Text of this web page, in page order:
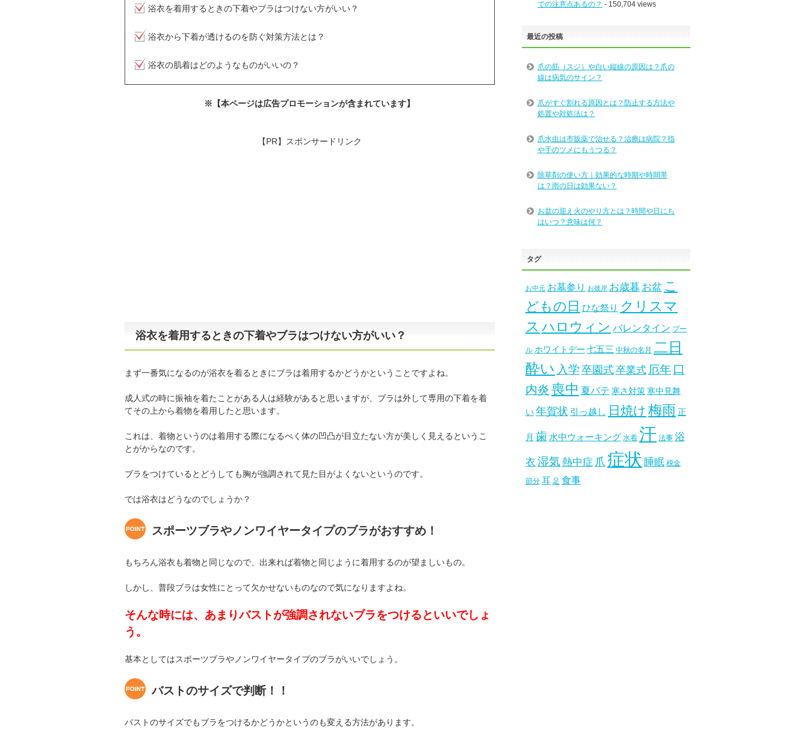
浴衣を着用するときの下着やブラはつけない方がいい？
浴衣から下着が透けるのを防ぐ対策方法とは？
浴衣の肌着はどのようなものがいいの？
※【本ページは広告プロモーションが含まれています】
【PR】スポンサードリンク
浴衣を着用するときの下着やブラはつけない方がいい？
まず一番気になるのが浴衣を着るときにブラは着用するかどうかということですよね。
成人式の時に振袖を着たことがある人は経験があると思いますが、ブラは外して専用の下着を着
てその上から着物を着用したと思います。
これは、着物というのは着用する際になるべく体の凹凸が目立たない方が美しく見えるというこ
とがからなのです。
ブラをつけているとどうしても胸が強調されて見た目がよくないというのです。
では浴衣はどうなのでしょうか？
スポーツブラやノンワイヤータイプのブラがおすすめ！
もちろん浴衣も着物と同じなので、出来れば着物と同じように着用するのが望ましいもの。
しかし、普段ブラは女性にとって欠かせないものなので気になりますよね。
そんな時には、あまりバストが強調されないブラをつけるといいでしょ
う。
基本としてはスポーツブラやノンワイヤータイプのブラがいいでしょう。
バストのサイズで判断！！
バストのサイズでもブラをつけるかどうかというのも変える方法があります。
での注意点あるの？ - 150,704 views
最近の投稿
爪の筋（スジ）や白い縦線の原因は？爪の
線は病気のサイン？
爪がすぐ割れる原因とは？防止する方法や
処置や対処法は？
爪水虫は市販薬で治せる？治療は病院？指
や手のツメにもうつる？
除草剤の使い方｜効果的な時期や時間帯
は？雨の日は効果ない？
お盆の迎え火のやり方とは？時間や日にち
はいつ？意味は何？
タグ
お中元 お墓参り お彼岸 お歳暮 お盆 こ
どもの日 ひな祭り クリスマ
ス ハロウィン バレンタイン プー
ル ホワイトデー 七五三 中秋の名月 二日
酔い 入学 卒園式卒業式 厄年 口
内炎 喪中 夏バテ 寒さ対策 寒中見舞
い 年賀状 引っ越し 日焼け 梅雨 正
月 歯 水中ウォーキング 水着 汗 法事 浴
衣 湿気 熱中症 爪 症状 睡眠 税金
節分 耳 足 食事